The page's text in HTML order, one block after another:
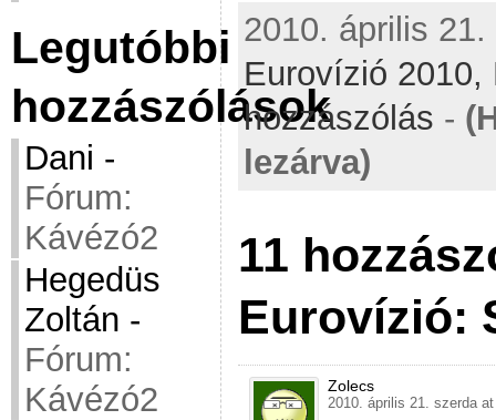
Legutóbbi
hozzászólások
Dani -
Fórum:
Kávézó2
Hegedüs
Zoltán -
Fórum:
Kávézó2
2010. április
Eurovízió 2010,
hozzászólás -
lezárva)
11
Eurovízió:
Zolecs
2010. április 21. szerda